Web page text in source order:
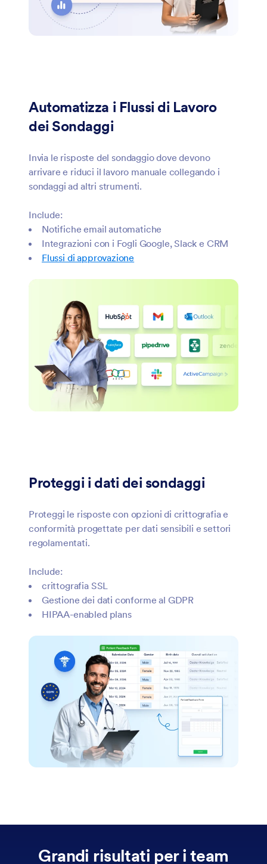
Automatizza i Flussi di Lavoro
dei Sondaggi
Invia le risposte del sondaggio dove devono
arrivare e riduci il lavoro manuale collegando i
sondaggi ad altri strumenti.
Include:
Notifiche email automatiche
Integrazioni con i Fogli Google, Slack e CRM
Flussi di approvazione
Proteggi i dati dei sondaggi
Proteggi le risposte con opzioni di crittografia e
conformità progettate per dati sensibili e settori
regolamentati.
Include:
crittografia SSL
Gestione dei dati conforme al GDPR
HIPAA-enabled plans
Grandi risultati per i team